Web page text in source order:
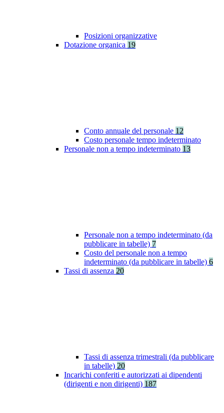
Posizioni organizzative
Dotazione organica 19
Conto annuale del personale 12
Costo personale tempo indeterminato
Personale non a tempo indeterminato 13
Personale non a tempo indeterminato (da
pubblicare in tabelle) 7
Costo del personale non a tempo
indeterminato (da pubblicare in tabelle) 6
Tassi di assenza 20
Tassi di assenza trimestrali (da pubblicare
in tabelle) 20
Incarichi conferiti e autorizzati ai dipendenti
(dirigenti e non dirigenti) 187